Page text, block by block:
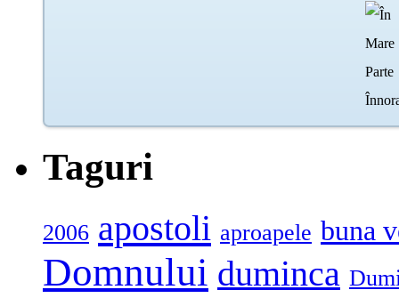
Taguri
2006 apostoli aproapele buna
Domnului duminca